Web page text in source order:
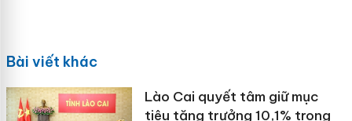
Bài viết khác
Lào Cai quyết tâm giữ mục
tiêu tăng trưởng 10,1% trong